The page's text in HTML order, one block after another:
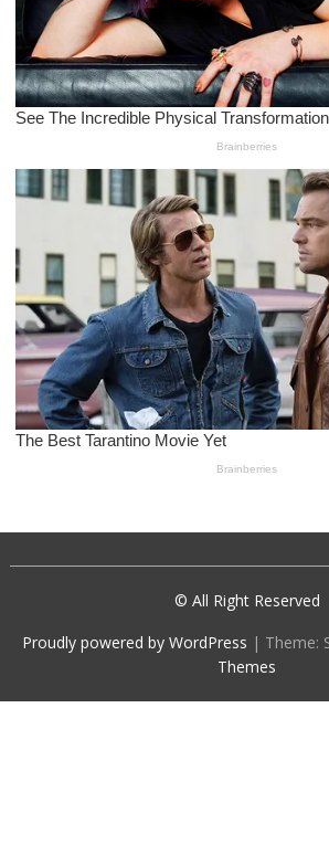
© All Right Reserved
Proudly powered by WordPress | Theme:
Themes